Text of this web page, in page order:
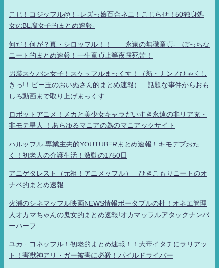
こじ！コジッフル@！-レズっ娘百合ネエ！こじらせ！50独身処
女のBL腐女子的まとめ速報-
何だ！何が？真・シロッフル！！ 永遠の無職童貞- ぼっちな
ニート的まとめ速報！一生童貞上等夜露死苦！
男装スケバン女子！スケッフルまっくす！（新・ナンノひゃくし
きっ!！ビー玉のおいぬさん的まとめ速報） 話題な事件からおも
しろ動画まで取り上げまっくす
ロボットアニメ！メカと美少女キャラだいすき永遠の非リア充・
非モテ星人 ！あらゆるマニアの為のマニアックサイト
ハルッフル-専業主夫的YOUTUBERまとめ速報！キモデブおた
く！初老人の介護生活！激動の1750日
アニゲタレスト（元祖！アニメッフル） ひきこもりニートのオ
ナベ的まとめ速報
火浦のシネマッフル映画NEWS情報ポータブルの杜！オネエ管理
人オカマちゃんの鬼女的まとめ速報!オカマッフルアタックナンバ
ーハーフ
ユカ・ヨネッフル！初老的まとめ速報！！大帝イタチにラリアッ
ト！害獣神アリ・ガー被害に必殺！パイルドライバー